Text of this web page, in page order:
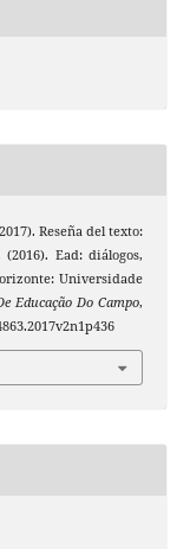
Reseña del texto:
Ead: diálogos,
Universidade
Educação Do Campo,